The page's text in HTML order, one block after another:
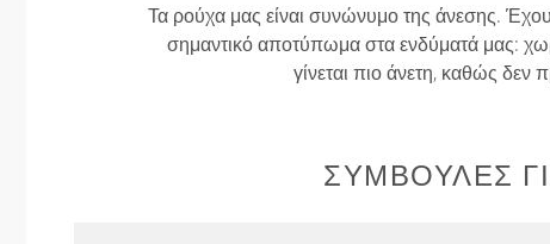
Τα ρούχα μας είναι συνώνυμο της άνεσης.
σημαντικό αποτύπωμα στα ενδύματά μας:
γίνεται πιο άνετη, καθώς δεν
ΣΥΜΒΟΥΛΈΣ